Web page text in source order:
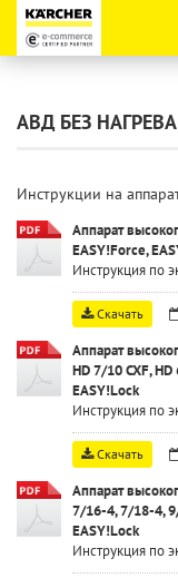
АВД БЕЗ
Инструкции на
Аппарат
EASY!Force,
Инструкция по
Скачать
Аппарат
HD 7/10 CXF,
EASY!Lock
Инструкция по
Скачать
Аппарат
7/16-4, 7/18-4,
EASY!Lock
Инструкция по